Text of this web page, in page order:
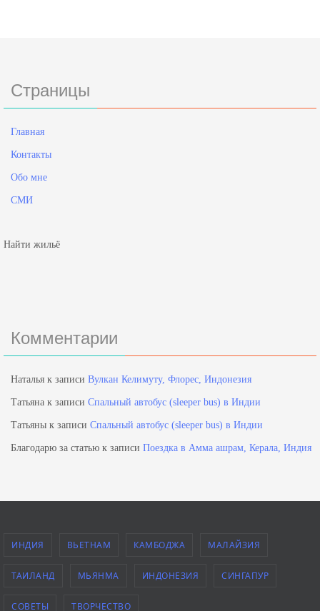
Страницы
Главная
Контакты
Обо мне
СМИ
Найти жильё
Комментарии
Наталья к записи Вулкан Келимуту, Флорес, Индонезия
Татьяна к записи Спальный автобус (sleeper bus) в Индии
Татьяны к записи Спальный автобус (sleeper bus) в Индии
Благодарю за статью к записи Поездка в Амма ашрам, Керала, Индия
ИНДИЯ ВЬЕТНАМ КАМБОДЖА МАЛАЙЗИЯ
ТАИЛАНД МЬЯНМА ИНДОНЕЗИЯ СИНГАПУР
СОВЕТЫ ТВОРЧЕСТВО